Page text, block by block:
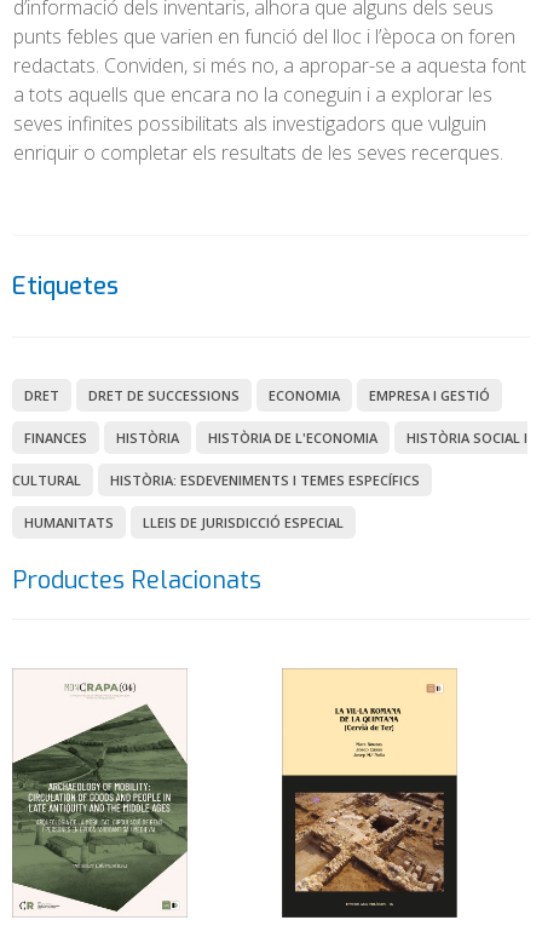
d’informació dels inventaris, alhora que alguns dels seus
punts febles que varien en funció del lloc i l’època on foren
redactats. Conviden, si més no, a apropar-se a aquesta font
a tots aquells que encara no la coneguin i a explorar les
seves infinites possibilitats als investigadors que vulguin
enriquir o completar els resultats de les seves recerques.
Etiquetes
DRET DRET DE SUCCESSIONS ECONOMIA EMPRESA I GESTIÓ
FINANCES HISTÒRIA HISTÒRIA DE L'ECONOMIA HISTÒRIA SOCIAL I
CULTURAL HISTÒRIA: ESDEVENIMENTS I TEMES ESPECÍFICS
HUMANITATS LLEIS DE JURISDICCIÓ ESPECIAL
Productes Relacionats